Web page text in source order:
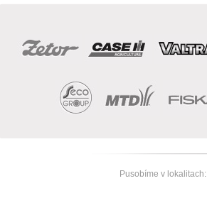
Pusobíme v lokalitach: